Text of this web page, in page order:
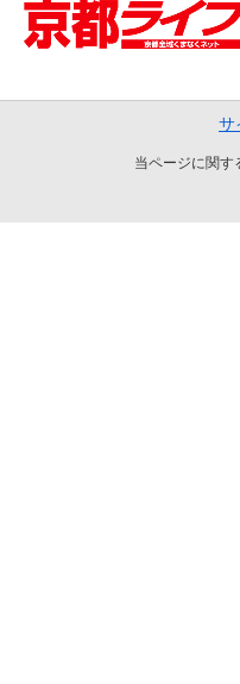
サ
当ページに関す